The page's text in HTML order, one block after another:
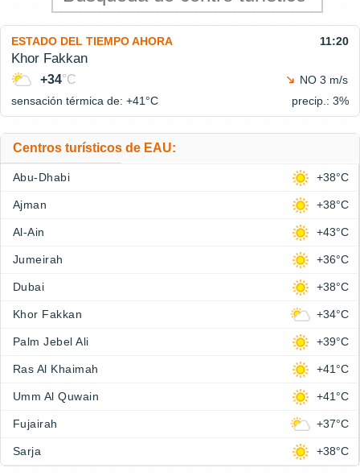
ESTADO DEL TIEMPO AHORA 11:20
Khor Fakkan
+34°C
NO 3 m/s
sensación térmica de: +41°C precip.: 3%
Centros turísticos de EAU:
Abu-Dhabi +38°C
Ajman +38°C
Al-Ain +43°C
Jumeirah +36°C
Dubai +38°C
Khor Fakkan +34°C
Palm Jebel Ali +39°C
Ras Al Khaimah +41°C
Umm Al Quwain +41°C
Fujairah +37°C
Sarja +38°C